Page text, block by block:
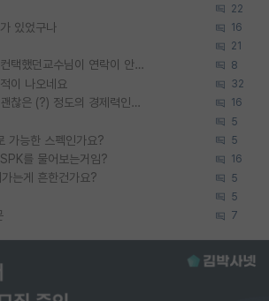
22
있었구나 16
21
석박사 과정 합격하고, 컨택했던교수님이 연락이 안됩니다... 8
이 나오네요 32
박사진학하기에 2억은 괜찮은 (?) 정도의 경제력인가요 16
5
가능한 스펙인가요? 5
를 물어보는거임? 16
는게 흔한건가요? 5
5
7